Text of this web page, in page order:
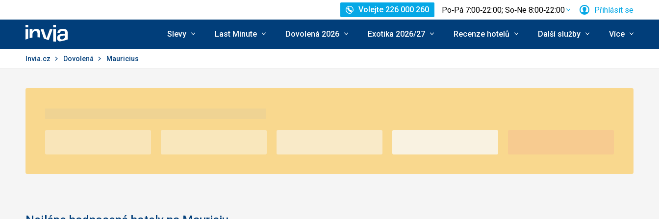
Invia.cz
Volejte 226 000 260 Po‑Pá 7:00‑22:00; So‑Ne 8:00‑22:00 Přihlásit se
Slevy Last Minute Dovolená 2026 Exotika 2026/27 Recenze hotelů Další služby Více
Invia.cz Dovolená Mauricius